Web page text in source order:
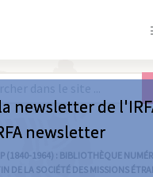
(1840-1964) : BIBLIOTHÈQUE
DE LA SOCIÉTÉ DES MISSIONS
newsletter de
newsletter